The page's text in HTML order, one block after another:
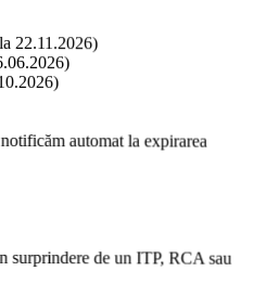
automat la expirarea
de un ITP, RCA sau